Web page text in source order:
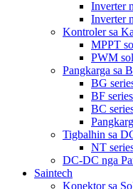
Inverter
Inverter
Kontroler sa
MPPT
PWM
Pangkarga sa
BG
BF
BC
Tigbalhin sa
NT
DC-DC nga
Saintech
Konektor sa